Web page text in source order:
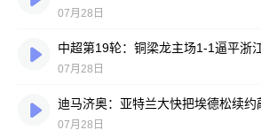
07月28日
07月28日
07月28日